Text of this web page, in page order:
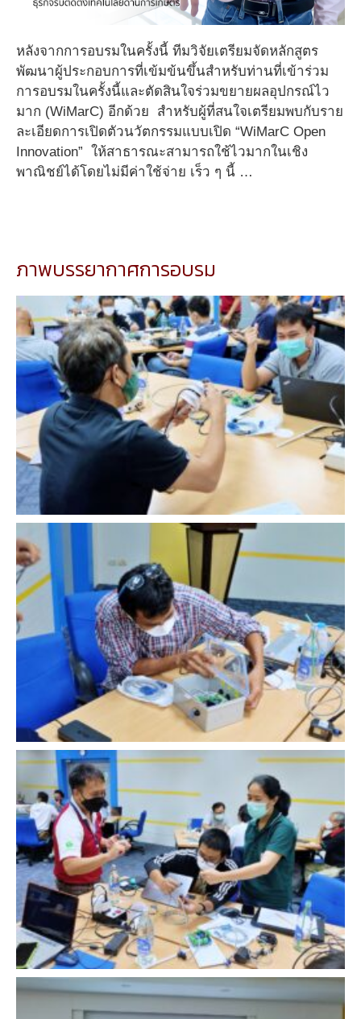
หลังจากการอบรมในครั้งนี้ ทีมวิจัยเตรียมจัดหลักสูตร
พัฒนาผู้ประกอบการที่เข้มข้นขึ้นสำหรับท่านที่เข้าร่วม
การอบรมในครั้งนี้และตัดสินใจร่วมขยายผลอุปกรณ์ไว
มาก (WiMarC) อีกด้วย สำหรับผู้ที่สนใจเตรียมพบกับราย
ละเอียดการเปิดตัวนวัตกรรมแบบเปิด “WiMarC Open
Innovation” ให้สาธารณะสามารถใช้ไวมากในเชิง
พาณิชย์ได้โดยไม่มีค่าใช้จ่าย เร็ว ๆ นี้ …
ภาพบรรยากาศการอบรม